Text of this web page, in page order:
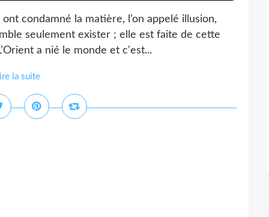
condamné la matière, l’on appelé illusion,
seulement exister ; elle est faite de cette
a nié le monde et c'est...
la suite